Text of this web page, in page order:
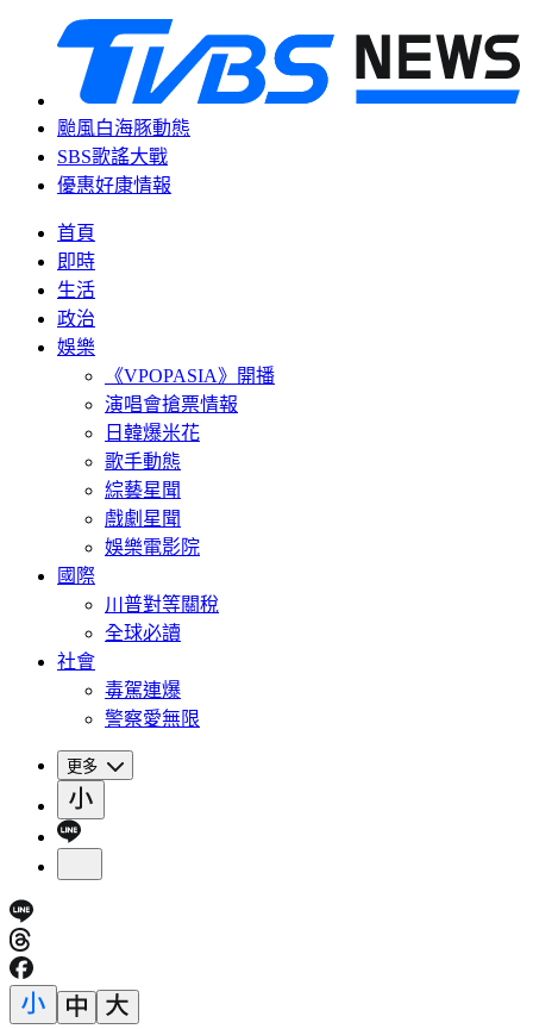
颱風白海豚動態
SBS歌謠大戰
優惠好康情報
首頁
即時
生活
政治
娛樂
《VPOPASIA》開播
演唱會搶票情報
日韓爆米花
歌手動態
綜藝星聞
戲劇星聞
娛樂電影院
國際
川普對等關稅
全球必讀
社會
毒駕連爆
警察愛無限
更多